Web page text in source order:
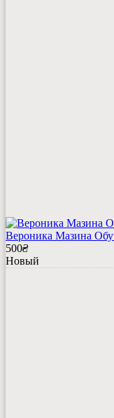
Вероника Мазина
500₴
Новый